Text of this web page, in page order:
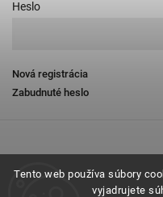
Tento web používa súbory
vyjadrujete
Heslo
Nová registrácia
Zabudnuté heslo